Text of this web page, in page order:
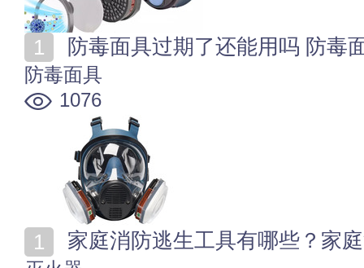
防毒面具过期了还能用吗 防毒
防毒面具
1076
家庭消防逃生工具有哪些？家